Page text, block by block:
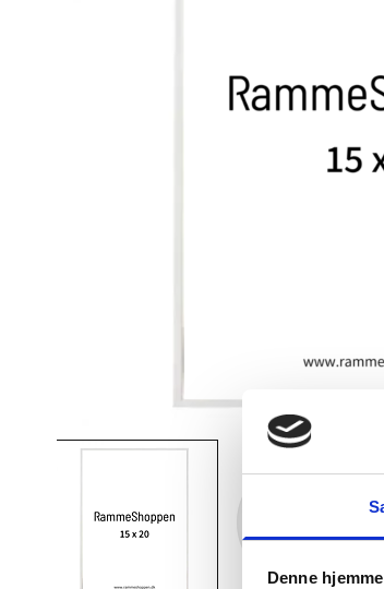
Denne
View larger image View larger